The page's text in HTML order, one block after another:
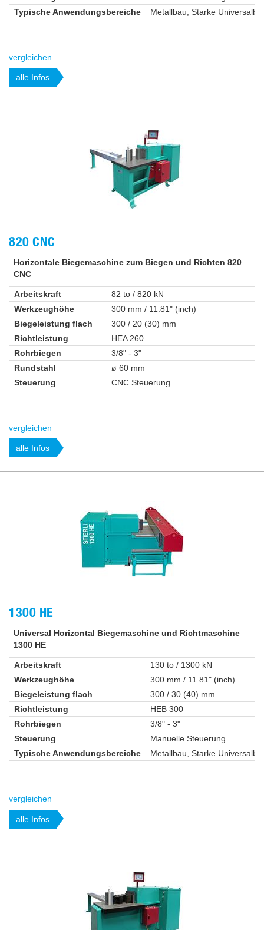
Typische Anwendungsbereiche
Metallbau, Starke
vergleichen
alle Infos
820 CNC
Horizontale Biegemaschine zum Biegen und Richten 820
CNC
Arbeitskraft
82 to / 820 kN
Werkzeughöhe
300 mm / 11.81" (inch)
Biegeleistung flach
300 / 20 (30) mm
Richtleistung
HEA 260
Rohrbiegen
3/8" - 3"
Rundstahl
ø 60 mm
Steuerung
CNC Steuerung
vergleichen
alle Infos
1300 HE
Universal Horizontal Biegemaschine und Richtmaschine
1300 HE
Arbeitskraft
130 to / 1300 kN
Werkzeughöhe
300 mm / 11.81" (inch)
Biegeleistung flach
300 / 30 (40) mm
Richtleistung
HEB 300
Rohrbiegen
3/8" - 3"
Steuerung
Manuelle Steuerung
Typische Anwendungsbereiche
Metallbau, Starke
vergleichen
alle Infos